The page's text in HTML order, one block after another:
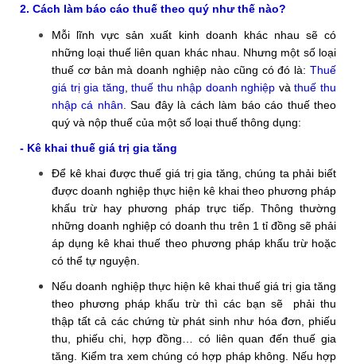
2. Cách làm báo cáo thuế theo quý như thế nào?
Mỗi lĩnh vực sản xuất kinh doanh khác nhau sẽ có
những loại thuế liên quan khác nhau. Nhưng một số loại
thuế cơ bản mà doanh nghiệp nào cũng có đó là: Thuế
giá trị gia tăng ,thuế thu nhập doanh nghiệp vàthuế thu
nhập cá nhân . Sau đây là cách làm báo cáo thuế theo
quý và nộp thuế của một số loại thuế thông dụng:
- Kê khai thuế giá trị gia tăng
Để kê khai được thuế giá trị gia tăng, chúng ta phải biết
được doanh nghiệp thực hiện kê khai theo phương pháp
khấu trừ hay phương pháp trực tiếp. Thông thường
những doanh nghiệp có doanh thu trên 1 tỉ đồng sẽ phải
áp dụng kê khai thuế theo phương pháp khấu trừ hoặc
có thể tự nguyện.
Nếu doanh nghiệp thực hiện kê khai thuế giá trị gia tăng
theo phương pháp khấu trừ thì các bạn sẽ phải thu
thập tất cả các chứng từ phát sinh như hóa đơn, phiếu
thu, phiếu chi, hợp đồng… có liên quan đến thuế gia
tăng. Kiểm tra xem chúng có hợp pháp không. Nếu hợp